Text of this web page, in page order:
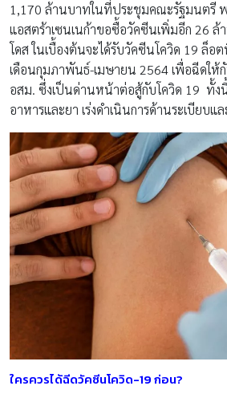
1,170 ล้านบาทในที่ประชุมคณะรัฐมนตรี
แอสตร้าเซนเนก้าขอซื้อวัคซีนเพิ่มอีก 26 ล้
โดส ในเบื้องต้นจะได้รับวัคซีนโควิด 19 ล็อ
เดือนกุมภาพันธ์-เมษายน 2564 เพื่อฉีดให้
อสม. ซึ่งเป็นด่านหน้าต่อสู้กับโควิด 19 ทั้ง
อาหารและยา เร่งดำเนินการด้านระเบียบ
ใครควรได้ฉีดวัคซีนโควิด-19 ก่อน?